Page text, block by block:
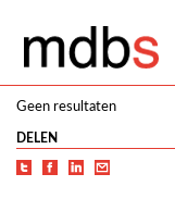
Geen resultaten
DELEN